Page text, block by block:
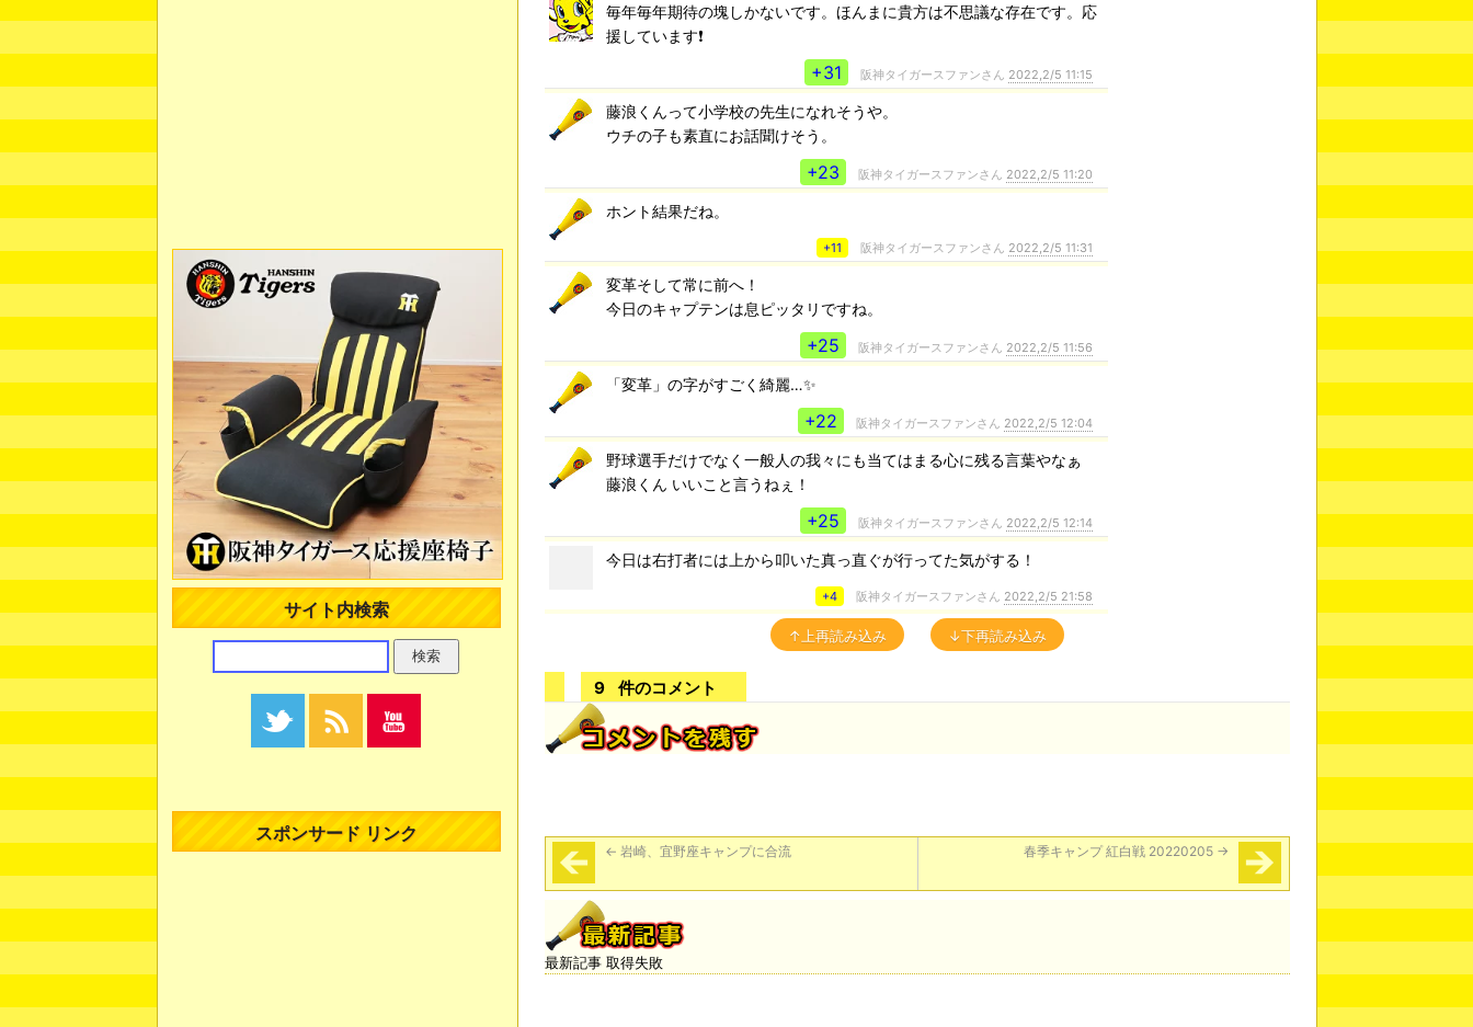
毎年毎年期待の塊しかないです。ほんまに貴方は不思議な存在です。応
援しています❗
+31 阪神タイガースファンさん 2022,2/5 11:15
藤浪くんって小学校の先生になれそうや。
ウチの子も素直にお話聞けそう。
+23 阪神タイガースファンさん 2022,2/5 11:20
ホント結果だね。
+11 阪神タイガースファンさん 2022,2/5 11:31
変革そして常に前へ！
今日のキャプテンは息ピッタリですね。
+25 阪神タイガースファンさん 2022,2/5 11:56
「変革」の字がすごく綺麗…✨
+22 阪神タイガースファンさん 2022,2/5 12:04
野球選手だけでなく一般人の我々にも当てはまる心に残る言葉やなぁ
藤浪くん いいこと言うねぇ！
+25 阪神タイガースファンさん 2022,2/5 12:14
今日は右打者には上から叩いた真っ直ぐが行ってた気がする！
+4 阪神タイガースファンさん 2022,2/5 21:58
↑上再読み込み ↓下再読み込み
9 件のコメント
← 岩崎、宜野座キャンプに合流 春季キャンプ 紅白戦 20220205 →
最新記事 取得失敗
サイト内検索
スポンサード リンク